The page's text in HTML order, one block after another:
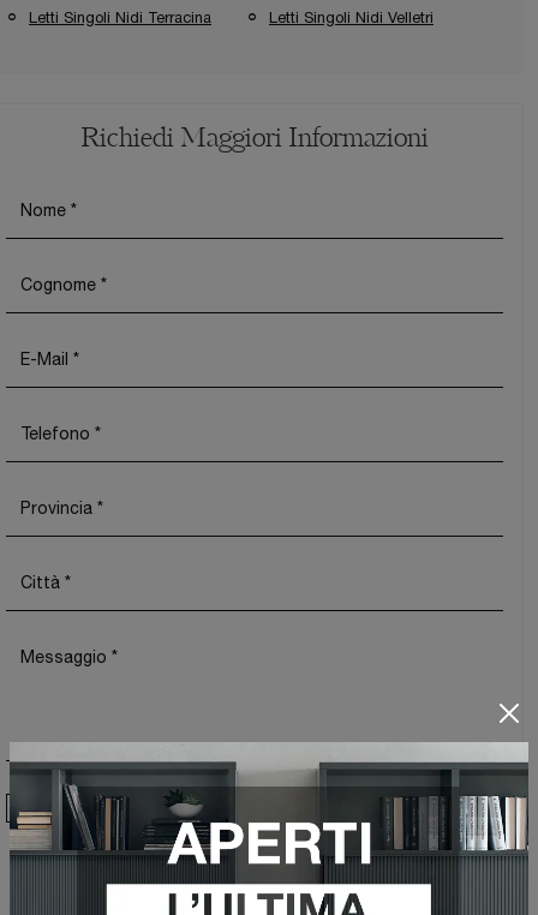
Letti Singoli Nidi Terracina Letti Singoli Nidi Velletri
Richiedi Maggiori Informazioni
Ho preso visione della
Invia